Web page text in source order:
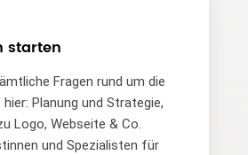
starten
Fragen rund um die
Planung und Strategie,
Logo, Webseite & Co.
und Spezialisten für